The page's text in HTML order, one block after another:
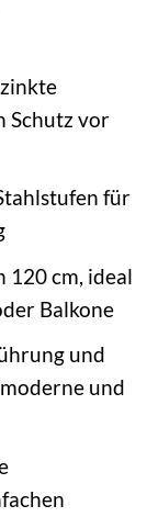
Schutz vor
für
120 cm, ideal
Balkone
und
und